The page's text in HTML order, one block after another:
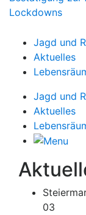
Lockdowns
Jagd und
Aktuelles
Jagd und
Aktuelles
03